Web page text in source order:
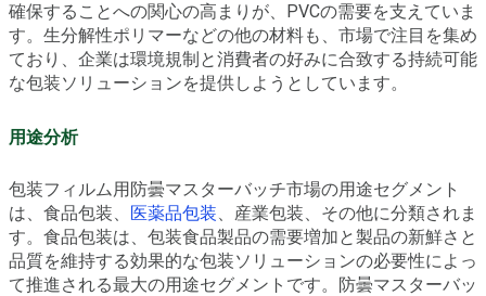
確保することへの関心の高まりが、PVCの需要を支えていま
す。生分解性ポリマーなどの他の材料も、市場で注目を集め
ており、企業は環境規制と消費者の好みに合致する持続可能
な包装ソリューションを提供しようとしています。
用途分析
包装フィルム用防曇マスターバッチ市場の用途セグメント
は、食品包装、 医薬品包装 、産業包装、その他に分類されま
す。食品包装は、包装食品製品の需要増加と製品の新鮮さと
品質を維持する効果的な包装ソリューションの必要性によっ
て推進される最大の用途セグメントです。防曇マスターバッ